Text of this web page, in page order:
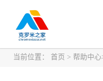
当前位置： 首页 > 帮助中心